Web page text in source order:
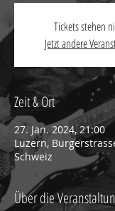
Tickets stehen
Jetzt andere
Zeit & Ort
27. Jan. 2024, 21:00
Luzern,
Schweiz
Über die